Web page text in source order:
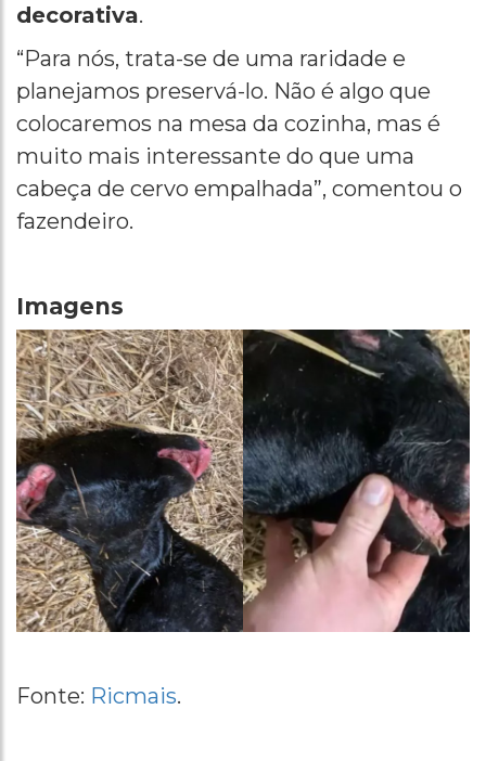
decorativa.
“Para nós, trata-se de uma raridade e
planejamos preservá-lo. Não é algo que
colocaremos na mesa da cozinha, mas é
muito mais interessante do que uma
cabeça de cervo empalhada”, comentou o
fazendeiro.
Imagens
Fonte: Ricmais.